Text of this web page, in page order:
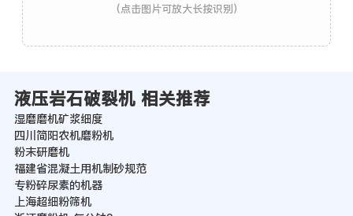
(点击图片可放大长按识别)
液压岩石破裂机 相关推荐
湿磨磨机矿浆细度
四川简阳农机磨粉机
粉末研磨机
福建省混凝土用机制砂规范
专粉碎尿素的机器
上海超细粉筛机